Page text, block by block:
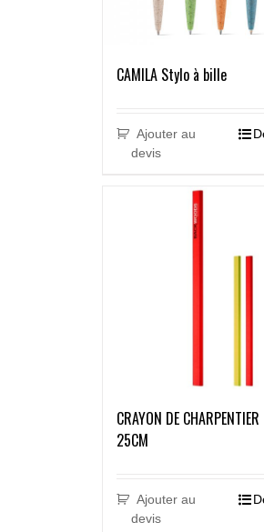
CAMILA Stylo à bille
Ajouter au
devis
CRAYON DE CHARPENTIER
25CM
Ajouter au
devis